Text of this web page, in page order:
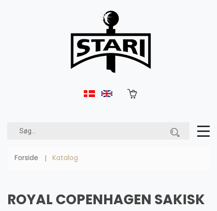
Forside Katalog
ROYAL COPENHAGEN SAKISK